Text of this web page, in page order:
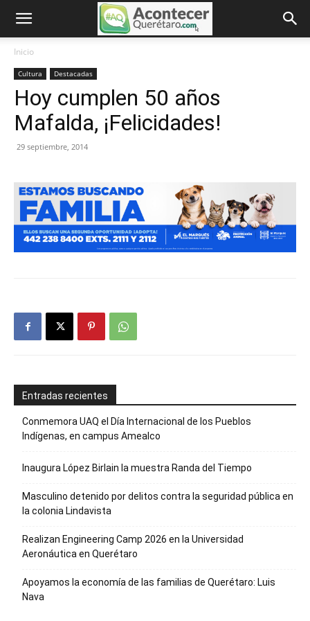
Inicio
Cultura Destacadas
Hoy cumplen 50 años
Mafalda, ¡Felicidades!
29 septiembre, 2014
Entradas recientes
Conmemora UAQ el Día Internacional de los Pueblos
Indígenas, en campus Amealco
Inaugura López Birlain la muestra Randa del Tiempo
Masculino detenido por delitos contra la seguridad pública en
la colonia Lindavista
Realizan Engineering Camp 2026 en la Universidad
Aeronáutica en Querétaro
Apoyamos la economía de las familias de Querétaro: Luis
Nava